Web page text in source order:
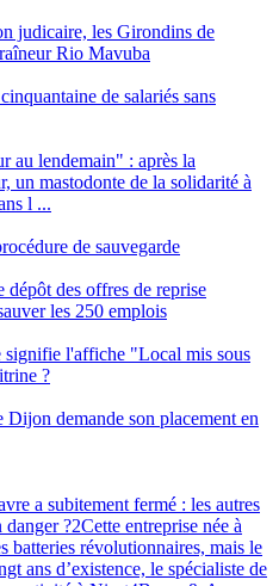
judicaire, les Girondins de
Rio Mavuba
de salariés sans
au lendemain" : après la
un mastodonte de la solidarité à
l ...
de sauvegarde
des offres de reprise
les 250 emplois
signifie l'affiche "Local mis sous
?
Dijon demande son placement en
a subitement fermé : les autres
danger ?2Cette entreprise née à
batteries révolutionnaires, mais le
ans d’existence, le spécialiste de